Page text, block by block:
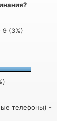
9 (3%)
телефоны) -